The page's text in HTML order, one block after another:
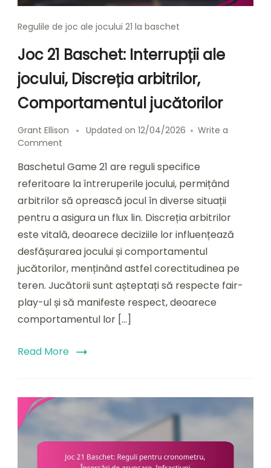
Regulile de joc ale jocului 21 la baschet
Joc 21 Baschet: Interrupții ale
jocului, Discreția arbitrilor,
Comportamentul jucătorilor
Grant Ellison Updated on 12/04/2026
Write a
Comment
21
Baschet:
ale
jocului,
Discreția
Comportamentul
jucătorilor
Baschetul Game 21 are reguli specifice
referitoare la întreruperile jocului, permițând
arbitrilor să oprească jocul în diverse situații
pentru a asigura un flux lin. Discreția arbitrilor
este vitală, deoarece deciziile lor influențează
desfășurarea jocului și comportamentul
jucătorilor, menținând astfel corectitudinea pe
teren. Jucătorii sunt așteptați să respecte fair-
play-ul și să manifeste respect, deoarece
comportamentul lor […]
Read More